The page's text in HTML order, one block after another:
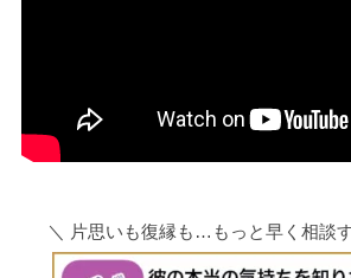
＼ 片思いも復縁も…もっと早く相談